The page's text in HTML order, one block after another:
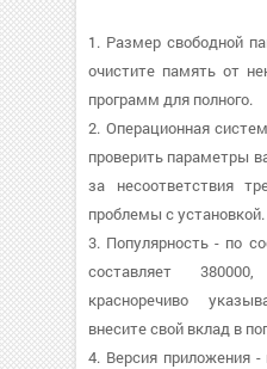
1. Размер свободной
очистите память от
программ для полного.
2. Операционная
проверить параметры
за несоответствия
проблемы с установкой.
3. Популярность - по
составляет
красноречиво
внесите свой вклад в
4. Версия приложения